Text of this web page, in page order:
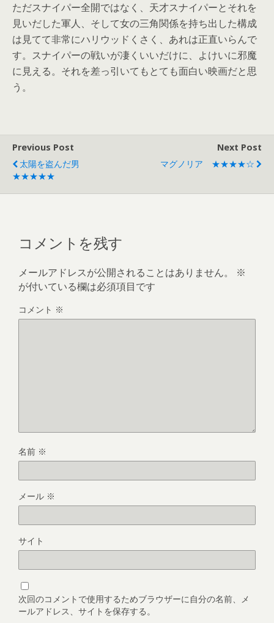
ただスナイパー全開ではなく、天才スナイパーとそれを
見いだした軍人、そして女の三角関係を持ち出した構成
は見てて非常にハリウッドくさく、あれは正直いらんで
す。スナイパーの戦いが凄くいいだけに、よけいに邪魔
に見える。それを差っ引いてもとても面白い映画だと思
う。
Previous Post
太陽を盗んだ男
★★★★★
Next Post
マグノリア ★★★★☆
コメントを残す
メールアドレスが公開されることはありません。
※
が付いている欄は必須項目です
コメント ※
名前 ※
メール ※
サイト
次回のコメントで使用するためブラウザーに自分の名前、メ
ールアドレス、サイトを保存する。